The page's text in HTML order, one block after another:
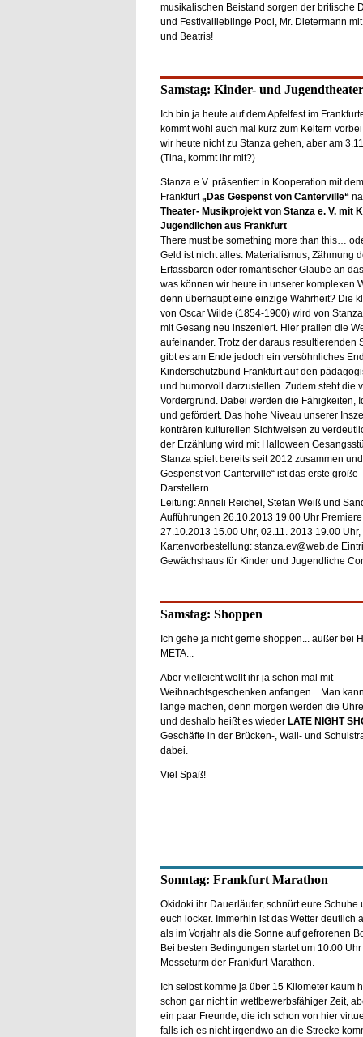
musikalischen Beistand sorgen der britische
und Festivallieblinge Pool, Mr. Dietermann
und Beatris!
Samstag: Kinder- und Jugendtheater
Ich bin ja heute auf dem Apfelfest im
kommt wohl auch mal kurz zum Keltern
wir heute nicht zu Stanza gehen, aber am
(Tina, kommt ihr mit?)
Stanza e.V. präsentiert in Kooperation mit
Frankfurt„Das Gespenst von Canterville“
Theater- Musikprojekt von Stanza e. V. mit
Jugendlichen aus Frankfurt
There must be something more than this…
Geld ist nicht alles. Materialismus, Zähmung
Erfassbaren oder romantischer Glaube an
was können wir heute in unserer komplexen
denn überhaupt eine einzige Wahrheit? Die
von Oscar Wilde (1854-1900) wird von
mit Gesang neu inszeniert. Hier prallen die
aufeinander. Trotz der daraus
gibt es am Ende jedoch ein versöhnliches
Kinderschutzbund Frankfurt auf den
und humorvoll darzustellen. Zudem steht die
Vordergrund. Dabei werden die Fähigkeiten,
und gefördert. Das hohe Niveau unserer
konträren kulturellen Sichtweisen zu
der Erzählung wird mit Halloween
Stanza spielt bereits seit 2012 zusammen
Gespenst von Canterville“ ist das erste
Darstellern.
Leitung: Anneli Reichel, Stefan Weiß und
Aufführungen 26.10.2013 19.00 Uhr
27.10.2013 15.00 Uhr, 02.11. 2013 19.00
Kartenvorbestellung: stanza.ev@web.de
Gewächshaus für Kinder und Jugendliche
Samstag: Shoppen
Ich gehe ja nicht gerne shoppen... außer bei
META...
Aber vielleicht wollt ihr ja schon mal mit
Weihnachtsgeschenken anfangen... Man
lange machen, denn morgen werden die
und deshalb heißt es wiederLATE NIGHT
Geschäfte in der Brücken-, Wall- und
dabei.
Viel Spaß!
Sonntag: Frankfurt Marathon
Okidoki ihr Dauerläufer, schnürt eure Schuhe
euch locker. Immerhin ist das Wetter deutlich
als im Vorjahr als die Sonne auf gefrorenen
Bei besten Bedingungen startet um 10.00 Uhr
Messeturm der Frankfurt Marathon.
Ich selbst komme ja über 15 Kilometer kaum
schon gar nicht in wettbewerbsfähiger Zeit,
ein paar Freunde, die ich schon von hier
falls ich es nicht irgendwo an die Strecke